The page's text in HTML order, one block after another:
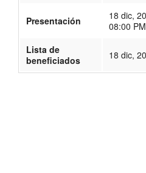
Presentación
18 dic,
08:00 PM
Lista de
beneficiados
18 dic,